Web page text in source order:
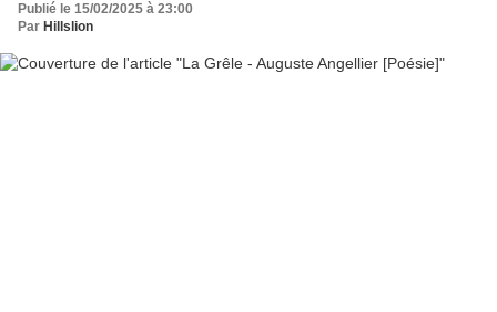
Publié le 15/02/2025 à 23:00
Par Hillslion